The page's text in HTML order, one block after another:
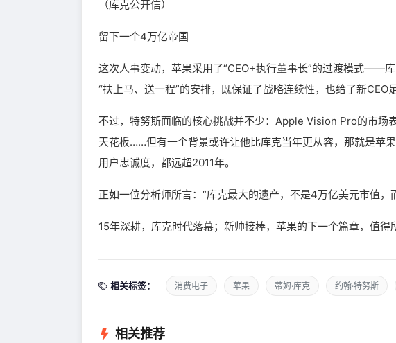
（库克公开信）
留下一个4万亿帝国
这次人事变动，苹果采用了“CEO+执行董事长”的过渡模式——
“扶上马、送一程”的安排，既保证了战略连续性，也给了新CEO
不过，特努斯面临的核心挑战并不少：Apple Vision Pro的市场
天花板……但有一个背景或许让他比库克当年更从容，那就是苹
用户忠诚度，都远超2011年。
正如一位分析师所言：“库克最大的遗产，不是4万亿美元市值，
15年深耕，库克时代落幕；新帅接棒，苹果的下一个篇章，值得
相关标签： 消费电子 苹果 蒂姆·库克 约翰·特努斯
相关推荐